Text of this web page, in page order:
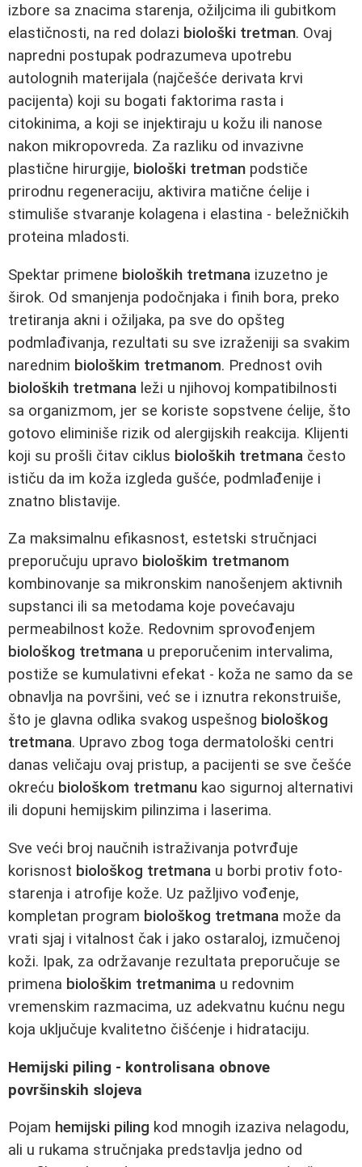
izbore sa znacima starenja, ožiljcima ili gubitkom
elastičnosti, na red dolazi biološki tretman. Ovaj
napredni postupak podrazumeva upotrebu
autolognih materijala (najčešće derivata krvi
pacijenta) koji su bogati faktorima rasta i
citokinima, a koji se injektiraju u kožu ili nanose
nakon mikropovreda. Za razliku od invazivne
plastične hirurgije, biološki tretman podstiče
prirodnu regeneraciju, aktivira matične ćelije i
stimuliše stvaranje kolagena i elastina - beležničkih
proteina mladosti.
Spektar primene bioloških tretmana izuzetno je
širok. Od smanjenja podočnjaka i finih bora, preko
tretiranja akni i ožiljaka, pa sve do opšteg
podmlađivanja, rezultati su sve izraženiji sa svakim
narednim biološkim tretmanom. Prednost ovih
bioloških tretmana leži u njihovoj kompatibilnosti
sa organizmom, jer se koriste sopstvene ćelije, što
gotovo eliminiše rizik od alergijskih reakcija. Klijenti
koji su prošli čitav ciklus bioloških tretmana često
ističu da im koža izgleda gušće, podmlađenije i
znatno blistavije.
Za maksimalnu efikasnost, estetski stručnjaci
preporučuju upravo biološkim tretmanom
kombinovanje sa mikronskim nanošenjem aktivnih
supstanci ili sa metodama koje povećavaju
permeabilnost kože. Redovnim sprovođenjem
biološkog tretmana u preporučenim intervalima,
postiže se kumulativni efekat - koža ne samo da se
obnavlja na površini, već se i iznutra rekonstruiše,
što je glavna odlika svakog uspešnog biološkog
tretmana. Upravo zbog toga dermatološki centri
danas veličaju ovaj pristup, a pacijenti se sve češće
okreću biološkom tretmanu kao sigurnoj alternativi
ili dopuni hemijskim pilinzima i laserima.
Sve veći broj naučnih istraživanja potvrđuje
korisnost biološkog tretmana u borbi protiv foto-
starenja i atrofije kože. Uz pažljivo vođenje,
kompletan program biološkog tretmana može da
vrati sjaj i vitalnost čak i jako ostaraloj, izmučenoj
koži. Ipak, za održavanje rezultata preporučuje se
primena biološkim tretmanima u redovnim
vremenskim razmacima, uz adekvatnu kućnu negu
koja uključuje kvalitetno čišćenje i hidrataciju.
Hemijski piling - kontrolisana obnove
površinskih slojeva
Pojam hemijski piling kod mnogih izaziva nelagodu,
ali u rukama stručnjaka predstavlja jedno od